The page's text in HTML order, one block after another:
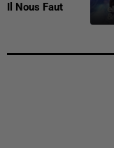
Il Nous Faut